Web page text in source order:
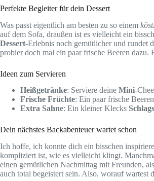
Perfekte Begleiter für dein Dessert
Was passt eigentlich am besten zu so einem
auf dem Sofa, draußen ist es vielleicht ein
Dessert-Erlebnis noch gemütlicher und rundet
probier doch mal ein paar frische Beeren
Ideen zum Servieren
Heißgetränke: Serviere deine Mini-
Frische Früchte: Ein paar frische
Extra Sahne: Ein kleiner Klecks
Dein nächstes Backabenteuer wartet schon
Ich hoffe, ich konnte dich ein bisschen
kompliziert ist, wie es vielleicht klingt.
einen gemütlichen Nachmittag mit Freunden,
auch total begeistert sein. Also, worauf wartest